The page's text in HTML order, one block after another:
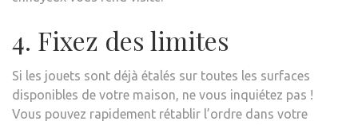
4. Fixez des limites
Si les jouets sont déjà étalés sur toutes les surfaces
disponibles de votre maison, ne vous inquiétez pas !
Vous pouvez rapidement rétablir l’ordre dans votre